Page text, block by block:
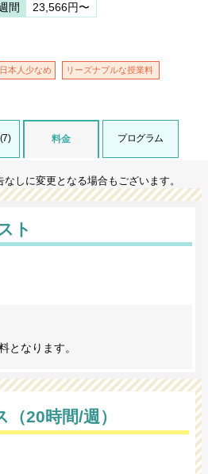
間
23,566円〜
日本人少なめ リーズナブルな授業料
料金 プログラム
しに変更となる場合もございます。
ト
となります。
20時間/週）